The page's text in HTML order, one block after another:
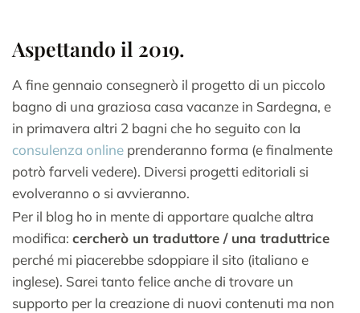
Aspettando il 2019.
A fine gennaio consegnerò il progetto di un piccolo
bagno di una graziosa casa vacanze in Sardegna, e
in primavera altri 2 bagni che ho seguito con la
consulenza online prenderanno forma (e finalmente
potrò farveli vedere). Diversi progetti editoriali si
evolveranno o si avvieranno.
Per il blog ho in mente di apportare qualche altra
modifica: cercherò un traduttore / una traduttrice
perché mi piacerebbe sdoppiare il sito (italiano e
inglese). Sarei tanto felice anche di trovare un
supporto per la creazione di nuovi contenuti ma non